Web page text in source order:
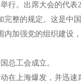
出席大会的代表
整的规定。这是中
加强党的组织建设
工会成立。
海爆发，并迅速